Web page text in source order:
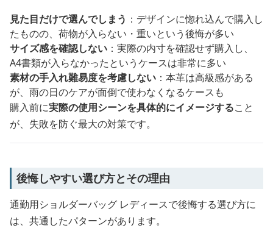
見た目だけで選んでしまう ：デザインに惚れ込んで購入し
たものの、荷物が入らない・重いという後悔が多い
サイズ感を確認しない ：実際の内寸を確認せず購入し、
A4書類が入らなかったというケースは非常に多い
素材の手入れ難易度を考慮しない ：本革は高級感がある
が、雨の日のケアが面倒で使わなくなるケースも
購入前に実際の使用シーンを具体的にイメージすること
が、失敗を防ぐ最大の対策です。
後悔しやすい選び方とその理由
通勤用ショルダーバッグ レディースで後悔する選び方に
は、共通したパターンがあります。